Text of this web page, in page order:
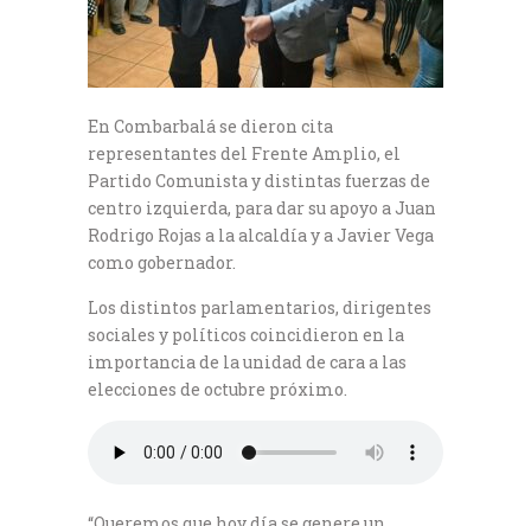
En Combarbalá se dieron cita
representantes del Frente Amplio, el
Partido Comunista y distintas fuerzas de
centro izquierda, para dar su apoyo a Juan
Rodrigo Rojas a la alcaldía y a Javier Vega
como gobernador.
Los distintos parlamentarios, dirigentes
sociales y políticos coincidieron en la
importancia de la unidad de cara a las
elecciones de octubre próximo.